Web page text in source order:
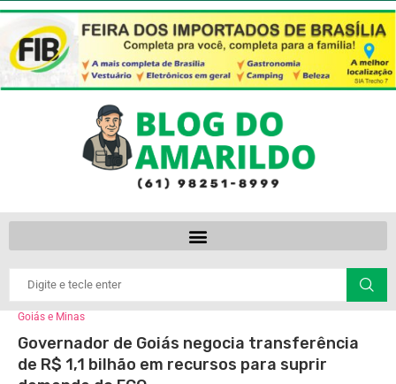
Goiás e Minas
Governador de Goiás negocia transferência
de R$ 1,1 bilhão em recursos para suprir